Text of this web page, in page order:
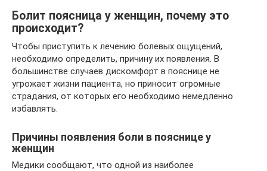
Болит поясница у женщин, почему это
происходит?
Чтобы приступить к лечению болевых ощущений,
необходимо определить, причину их появления. В
большинстве случаев дискомфорт в пояснице не
угрожает жизни пациента, но приносит огромные
страдания, от которых его необходимо немедленно
избавлять.
Причины появления боли в пояснице у
женщин
Медики сообщают, что одной из наиболее